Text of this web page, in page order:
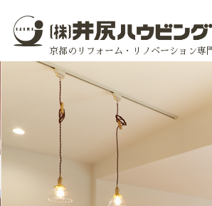
京都のリフォーム・リノベーション専